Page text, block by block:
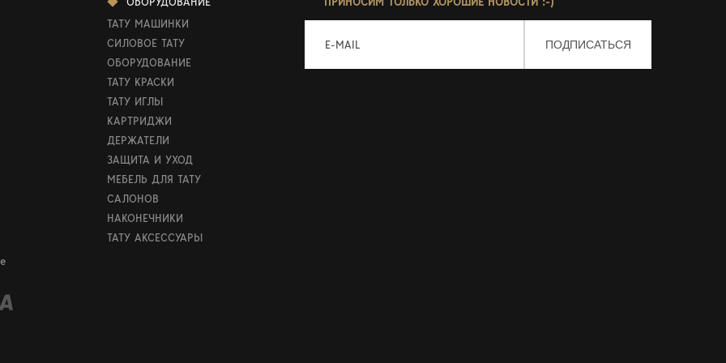
ТАТУ МАШИНКИ
СИЛОВОЕ ТАТУ
ОБОРУДОВАНИЕ
ТАТУ КРАСКИ
ТАТУ ИГЛЫ
КАРТРИДЖИ
ДЕРЖАТЕЛИ
ЗАЩИТА И УХОД
МЕБЕЛЬ ДЛЯ ТАТУ
САЛОНОВ
НАКОНЕЧНИКИ
ТАТУ АКСЕССУАРЫ
E-MAIL